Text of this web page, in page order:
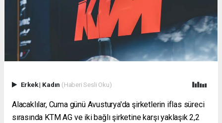
Erkek| Kadın (Haberi Sesli Oku)
Alacaklılar, Cuma günü Avusturya'da şirketlerin iflas süreci
sırasında KTM AG ve iki bağlı şirketine karşı yaklaşık 2,2